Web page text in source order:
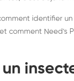
identifier
comment